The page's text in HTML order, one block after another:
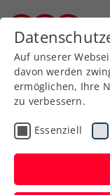
Auf unserer
davon werden
ermöglichen, Ihre
zu verbessern.
Essenziell